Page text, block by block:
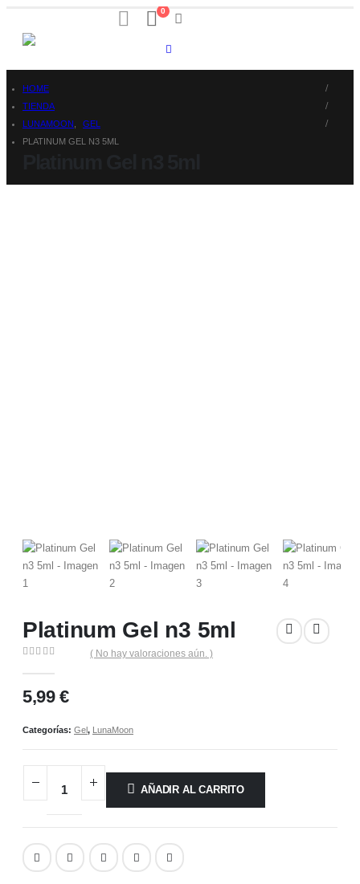
0
HOME
TIENDA
LUNAMOON
GEL
PLATINUM GEL N3 5ML
Platinum Gel n3 5ml
( No hay valoraciones aún. )
5,99 €
Categorías: Gel, LunaMoon
AÑADIR AL CARRITO